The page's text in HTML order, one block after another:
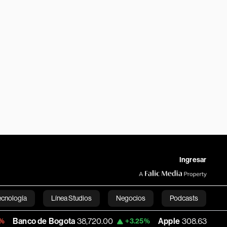
Ingresar
Línea Studios Negocios Podcasts
English
de Bogota 38,720.00 +3.25% Apple 308.63 -7.53%